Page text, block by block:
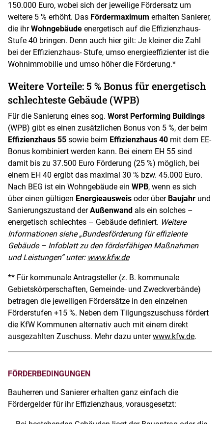
150.000 Euro, wobei sich der jeweilige Fördersatz um
weitere 5 % erhöht. Das Fördermaximum erhalten Sanierer,
die ihrWohngebäude energetisch auf die Effizienzhaus-
Stufe 40 bringen. Denn auch hier gilt: Je kleiner die Zahl
bei der Effizienzhaus- Stufe, umso energieeffizienter ist die
Wohnimmobilie und umso höher die Förderung.*
Weitere Vorteile: 5 % Bonus für energetisch
schlechteste Gebäude (WPB)
Für die Sanierung eines sog. Worst Performing Buildings
(WPB) gibt es einen zusätzlichen Bonus von 5 %, der beim
Effizienzhaus 55 sowie beim Effizienzhaus 40 mit dem EE-
Bonus kombiniert werden kann. Bei einem EH 55 sind
damit bis zu 37.500 Euro Förderung (25 %) möglich, bei
einem EH 40 ergibt das maximal 30 % bzw. 45.000 Euro.
Nach BEG ist ein Wohngebäude ein WPB, wenn es sich
über einen gültigen Energieausweis oder über Baujahr und
Sanierungszustand derAußenwand als ein solches –
energetisch schlechtes – Gebäude definiert. Weitere
Informationen siehe „Bundesförderung für effiziente
Gebäude – Infoblatt zu den förderfähigen Maßnahmen
und Leistungen“ unter: www.kfw.de
** Für kommunale Antragsteller (z. B. kommunale
Gebietskörperschaften, Gemeinde- und Zweckverbände)
betragen die jeweiligen Fördersätze in den einzelnen
Förderstufen +15 %. Neben dem Tilgungszuschuss fördert
die KfW Kommunen alternativ auch mit einem direkt
ausgezahlten Zuschuss. Mehr dazu unterwww.kfw.de.
FÖRDERBEDINGUNGEN
Bauherren und Sanierer erhalten ganz einfach die
Fördergelder für ihr Effizienzhaus, vorausgesetzt: